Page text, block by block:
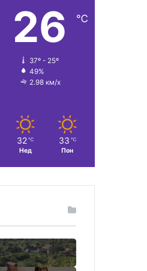
26 ℃
37º - 25º
49%
2.98 км/х
32 ℃
Нед
33 ℃
Пон